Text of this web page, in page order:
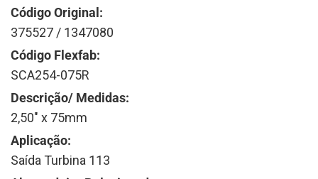
Código Original:
375527 / 1347080
Código Flexfab:
SCA254-075R
Descrição/ Medidas:
2,50" x 75mm
Aplicação:
Saída Turbina 113